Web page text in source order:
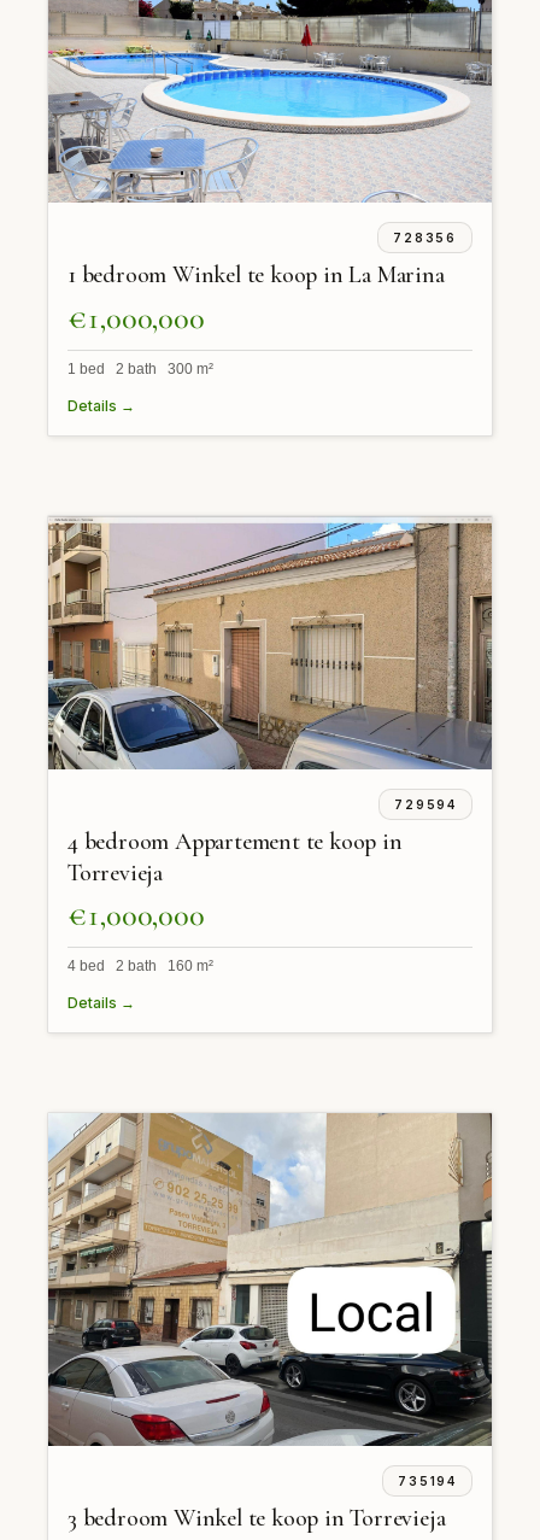
728356
1 bedroom Winkel te koop in La Marina
€1,000,000
1 bed 2 bath 300 m²
Details →
729594
4 bedroom Appartement te koop in
Torrevieja
€1,000,000
4 bed 2 bath 160 m²
Details →
735194
3 bedroom Winkel te koop in Torrevieja